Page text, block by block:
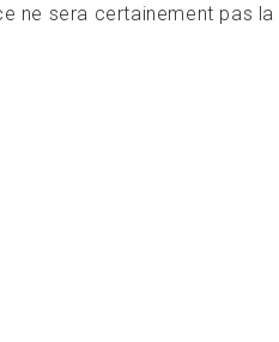
ne sera certainement pas